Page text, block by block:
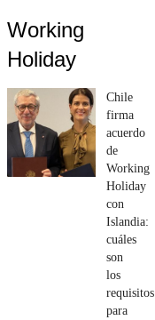
Working
Holiday
Chile
firma
acuerdo
de
Working
Holiday
con
Islandia:
cuáles
son
los
requisitos
para